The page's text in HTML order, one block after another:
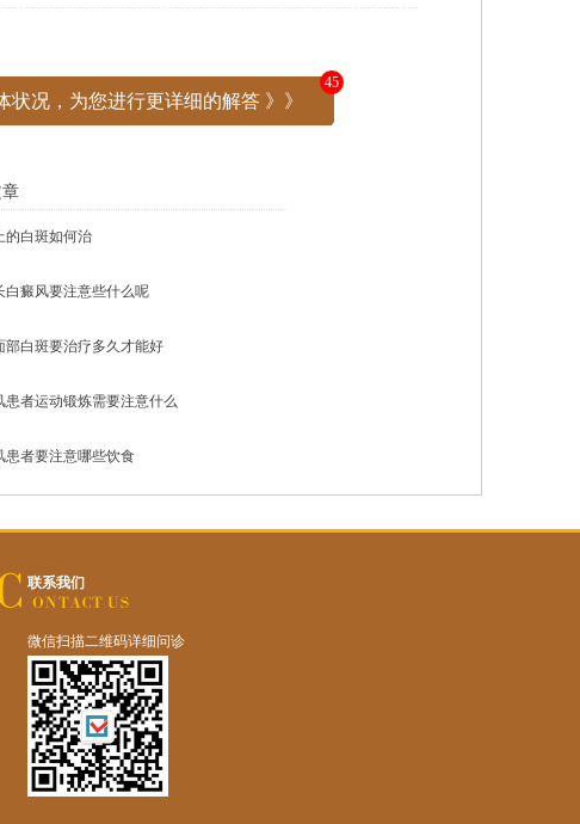
45
况，为您进行更详细的解答 》》
的白斑如何治
白癜风要注意些什么呢
部白斑要治疗多久才能好
患者运动锻炼需要注意什么
患者要注意哪些饮食
联系我们
微信扫描二维码详细问诊